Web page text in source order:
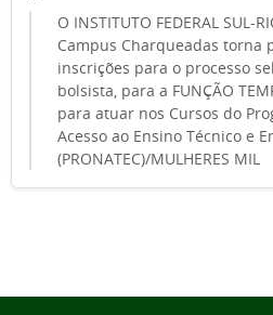
O INSTITUTO FEDERAL SUL-
Campus Charqueadas torna
inscrições para o processo
bolsista, para a FUNÇÃO
para atuar nos Cursos do
Acesso ao Ensino Técnico e
(PRONATEC)/MULHERES MIL